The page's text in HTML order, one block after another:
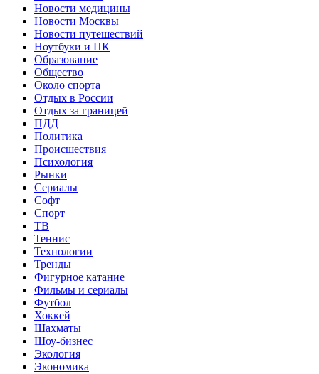
Новости медицины
Новости Москвы
Новости путешествий
Ноутбуки и ПК
Образование
Общество
Около спорта
Отдых в России
Отдых за границей
ПДД
Политика
Происшествия
Психология
Рынки
Сериалы
Софт
Спорт
ТВ
Теннис
Технологии
Тренды
Фигурное катание
Фильмы и сериалы
Футбол
Хоккей
Шахматы
Шоу-бизнес
Экология
Экономика